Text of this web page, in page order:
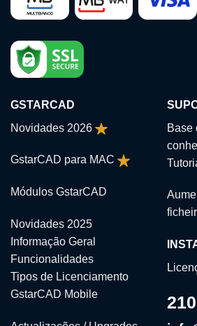
GSTARCAD
Novidades 2026
GstarCAD para MAC
Módulos GstarCAD
Novidades 2025
Informação Geral
Funcionalidades
Tipos de Licenciamento
GstarCAD Mobile
Base